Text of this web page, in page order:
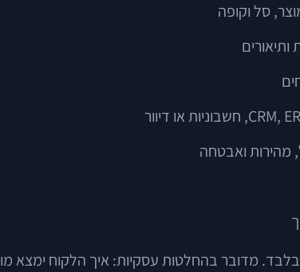
סל וקופה
מהירות ואבטחה
מדובר בהחלטות עסקיות: איך הלקוח ימצא